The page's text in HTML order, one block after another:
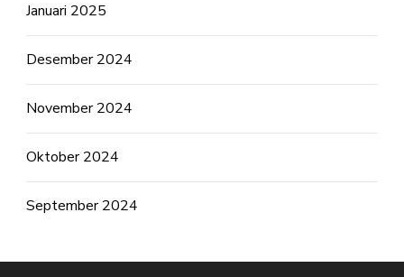
Januari 2025
Desember 2024
November 2024
Oktober 2024
September 2024